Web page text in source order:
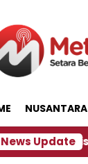
NUSANTARA
News Update
Krisi Air